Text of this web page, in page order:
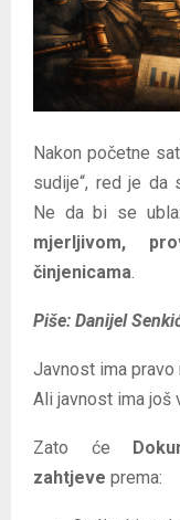
Nakon početne
sudije“, red je da
Ne da bi se
mjerljivom,
činjenicama
Piše: Danijel
Javnost ima pravo
Ali javnost ima još
Zato će
zahtjeve prema: